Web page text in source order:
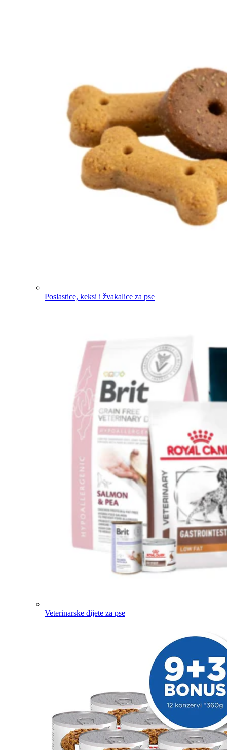
Poslastice, keksi i žvakalice za pse
Veterinarske dijete za pse